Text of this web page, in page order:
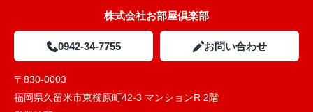
株式会社お部屋倶楽部
0942-34-7755 お問い合わせ
〒830-0003
福岡県久留米市東櫛原町42-3 マンションR 2階